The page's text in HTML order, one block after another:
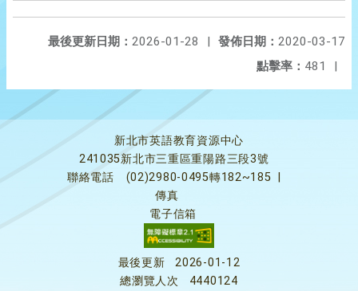
發佈日期： 2020-03-17
最後更新日期： 2026-01-28
|
點擊率： 481 |
新北市英語教育資源中心
241035新北市三重區重陽路三段3號
聯絡電話
(02)2980-0495轉182~185
傳真
電子信箱
最後更新
2026-01-12
總瀏覽人次
4440124